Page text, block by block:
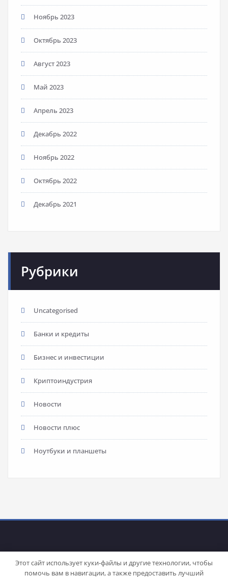
Ноябрь 2023
Октябрь 2023
Август 2023
Май 2023
Апрель 2023
Декабрь 2022
Ноябрь 2022
Октябрь 2022
Декабрь 2021
Рубрики
Uncategorised
Банки и кредиты
Бизнес и инвестиции
Криптоиндустрия
Новости
Новости плюс
Ноутбуки и планшеты
Этот сайт использует куки-файлы и другие технологии, чтобы
помочь вам в навигации, а также предоставить лучший